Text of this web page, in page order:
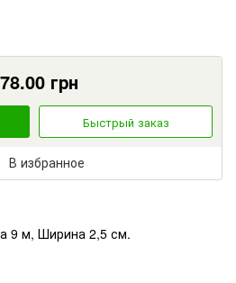
грн
Быстрый заказ
В избранное
9 м, Ширина 2,5 см.